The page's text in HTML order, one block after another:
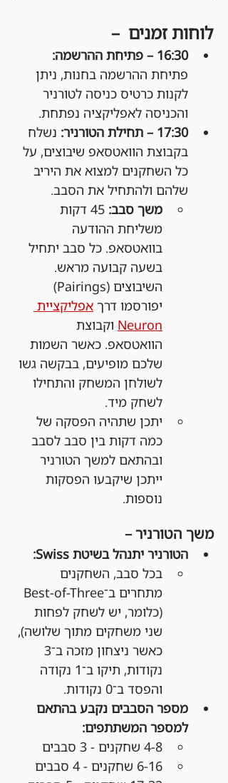
לוחות זמנים  –
16:30 – פתיחת ההרשמה:
פתיחת ההרשמה בחנות, ניתן
לקנות כרטיס כניסה לטורניר
והכניסה לאפליקציה נפתחת.
17:30 – תחילת הטורניר:
נשלח
בקבוצת הוואטסאפ שיבוצים, על
כל השחקנים למצוא את היריב
שלהם ולהתחיל את הסבב.
משך סבב:
45 דקות
משליחת ההודעה
בוואטסאפ. כל סבב יתחיל
בשעה קבועה מראש.
השיבוצים (Pairings)
יפורסמו דרך אפליקציית
Neuron וקבוצת
הוואטסאפ. כאשר השמות
שלכם מופיעים, בבקשה גשו
לשולחן המשחק והתחילו
לשחק מיד.
יתכן שתהיה הפסקה של
כמה דקות בין סבב לסבב
ובהתאם למשך הטורניר
ייתכן שיקבעו הפסקות
נוספות.
משך הטורניר –
הטורניר יתנהל בשיטת Swiss:
בכל סבב, השחקנים
(כלומר, יש לשחק לפחות
שני משחקים מתוך שלושה),
נקודות, תיקו ב־1 נקודה
והפסד ב־0 נקודות.
מספר הסבבים נקבע בהתאם
למספר המשתתפים:
4-8 שחקנים - 3 סבבים
6-16 שחקנים - 4 סבבים